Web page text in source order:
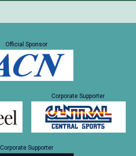
Official Sponsor
Corporate Supporter
Corporate Supporter